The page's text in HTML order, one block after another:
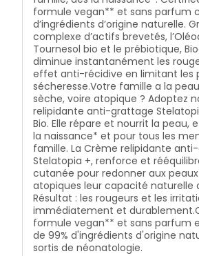
formule vegan** et sans parfum
d’ingrédients d’origine naturelle.
complexe d’actifs brevetés,
Tournesol bio et le prébiotique,
diminue instantanément les
effet anti-récidive en limitant les
sécheresse.Votre famille a la
sèche, voire atopique ? Adoptez
relipidante anti-grattage
Bio. Elle répare et nourrit la peau,
la naissance* et pour tous les
famille. La Crème relipidante
Stelatopia +, renforce et
cutanée pour redonner aux
atopiques leur capacité naturelle
Résultat : les rougeurs et les
immédiatement et
formule vegan** et sans parfum
de 99% d'ingrédients d'origine
sortis de néonatologie.